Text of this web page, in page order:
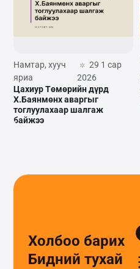
Намтар, хууч
яриа
29 1 сар
2026
Цахиур Төмөрийн дүрд
Х.Баянмөнх аваргыг
тоглуулахаар шалгаж
байжээ
Холбоо барих
Бидний тухай